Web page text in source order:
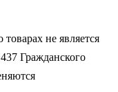
не является
Гражданского